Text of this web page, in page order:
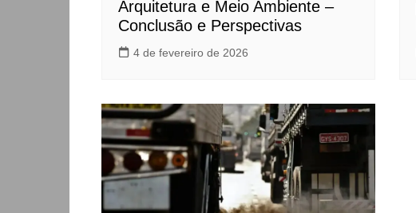
Arquitetura e Meio Ambiente –
Conclusão e Perspectivas
4 de fevereiro de 2026